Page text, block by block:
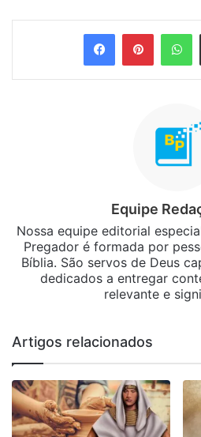
Facebook
Equipe
Nossa equipe editorial
Pregador é formada por
Bíblia. São servos de Deus
dedicados a entregar
relevante e
Artigos relacionados